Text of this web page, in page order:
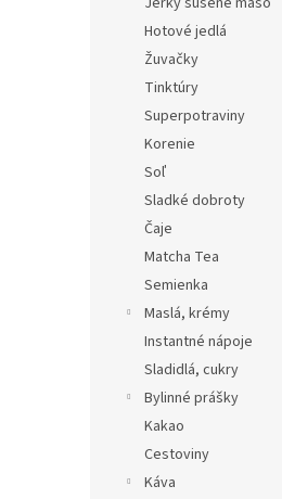
Hotové jedlá
Žuvačky
Tinktúry
Superpotraviny
Korenie
Soľ
Sladké dobroty
Čaje
Matcha Tea
Semienka
Maslá, krémy
Instantné nápoje
Sladidlá, cukry
Bylinné prášky
Kakao
Cestoviny
Káva